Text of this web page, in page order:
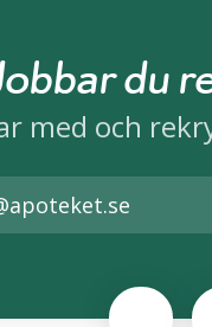
du
med och